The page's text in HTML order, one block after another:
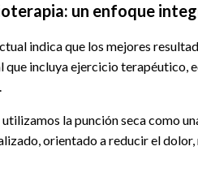
un enfoque
indica que los mejores
incluya ejercicio terapéutico,
utilizamos la punción seca como
orientado a reducir el